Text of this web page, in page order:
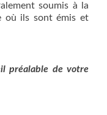
soumis à la
où ils sont émis et
préalable de votre